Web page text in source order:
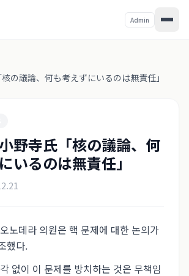
Admin
の議論、何も考えずにいるのは無責任」
野寺氏「核の議論、何
いるのは無責任」
노데라 의원은 핵 문제에 대한 논의가
했다.
없이 이 문제를 방치하는 것은 무책임